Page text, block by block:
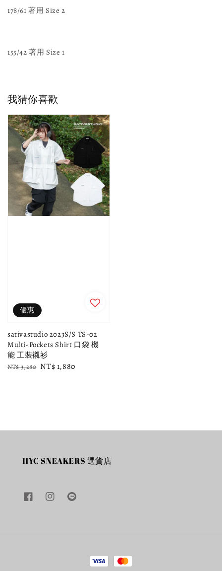
178/61 著用 Size 2
155/42 著用 Size 1
我猜你喜歡
優惠
sativastudio 2023S/S TS-02
Multi-Pockets Shirt 口袋 機
能 工裝襯衫
Regular
NT$ 3,280 Sale
NT$ 1,880
HYC SNEAKERS 選貨店